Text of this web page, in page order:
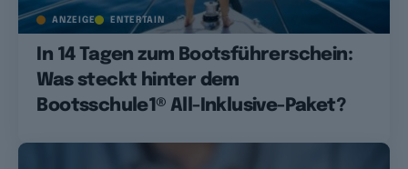
ANZEIGE ENTERTAIN
In 14 Tagen zum Bootsführerschein:
Was steckt hinter dem
Bootsschule1® All-Inklusive-Paket?